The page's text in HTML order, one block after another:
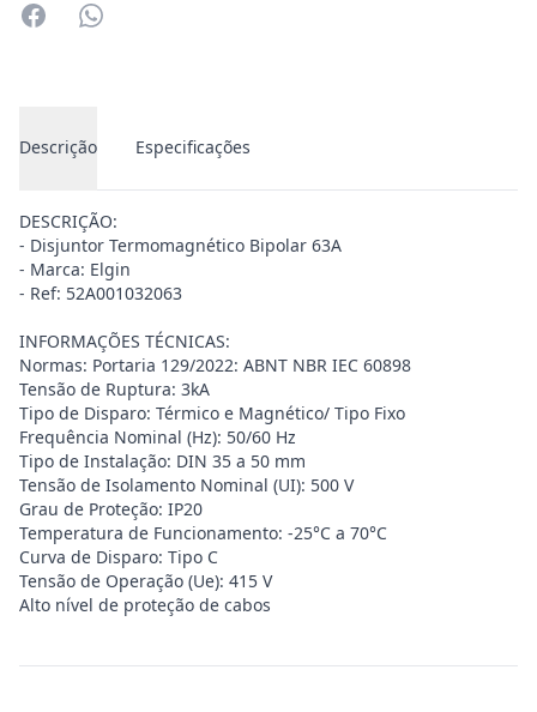
Compartilhar no Whatsapp
Descrição Especificações
DESCRIÇÃO:
- Disjuntor Termomagnético Bipolar 63A
- Marca: Elgin
- Ref: 52A001032063
INFORMAÇÕES TÉCNICAS:
Normas: Portaria 129/2022: ABNT NBR IEC 60898
Tensão de Ruptura: 3kA
Tipo de Disparo: Térmico e Magnético/ Tipo Fixo
Frequência Nominal (Hz): 50/60 Hz
Tipo de Instalação: DIN 35 a 50 mm
Tensão de Isolamento Nominal (UI): 500 V
Grau de Proteção: IP20
Temperatura de Funcionamento: -25°C a 70°C
Curva de Disparo: Tipo C
Tensão de Operação (Ue): 415 V
Alto nível de proteção de cabos